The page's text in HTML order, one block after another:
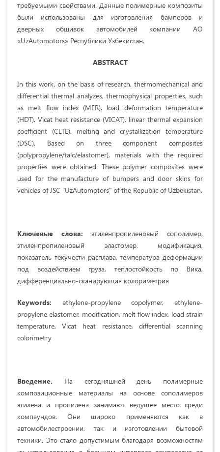
требуемыми свойствами. Данные полимерные композиты
были использованы для изготовления бамперов и
дверных обшивок автомобилей компании АО
«UzAutomotors» Республики Узбекистан.
ABSTRACT
In this work, on the basis of research, thermomechanical and
differential thermal analyzes, thermophysical properties, such
as melt flow index (MFR), load deformation temperature
(HDT), Vicat heat resistance (VICAT), linear thermal expansion
coefficient (CLTE), melting and crystallization temperature
(DSC). Based on three component composites
(polypropylene/talc/elastomer), materials with the required
properties were obtained. These polymer composites were
used for the manufacture of bumpers and door skins for
vehicles of JSC "UzAutomotors" of the Republic of Uzbekistan.
Ключевые слова: этиленпропиленовый сополимер,
этиленпропиленовый эластомер, модификация,
показатель текучести расплава, температура деформации
под воздействием груза, теплостойкость по Вика,
дифференциально-сканирующая колориметрия
Keywords: ethylene-propylene copolymer, ethylene-
propylene elastomer, modification, melt flow index, load strain
temperature, Vicat heat resistance, differential scanning
colorimetry
Введение. На сегодняшней день полимерные
композиционные материалы на основе сополимеров
этилена и пропилена занимают ведущее место среди
компаундов. Они широко применяются как в
автомобилестроении, так и изготовлении бытовой
техники. Это стало допустимым благодаря возможностям